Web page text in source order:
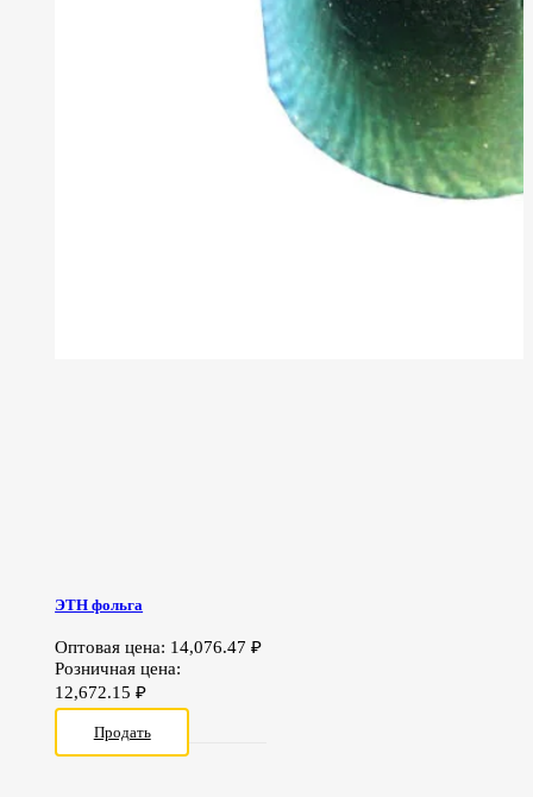
ЭТН фольга
Оптовая цена: 14,076.47₽
Розничная цена:
12,672.15₽
Продать